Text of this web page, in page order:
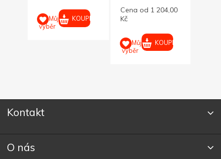
Můj
výběr
KOUPIT
modrá, L
Cena od 1 204,00
Kč
Můj
výběr
KOUPIT
Kontakt
O nás